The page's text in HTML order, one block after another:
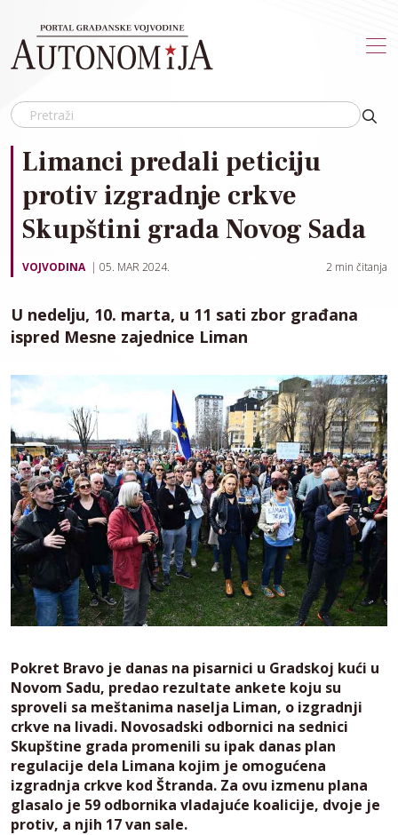
Limanci predali peticiju
protiv izgradnje crkve
Skupštini grada Novog Sada
VOJVODINA 05. MAR 2024. 2 min čitanja
U nedelju, 10. marta, u 11 sati zbor građana
ispred Mesne zajednice Liman
Pokret Bravo je danas na pisarnici u Gradskoj kući u
Novom Sadu, predao rezultate ankete koju su
sproveli sa meštanima naselja Liman, o izgradnji
crkve na livadi. Novosadski odbornici na sednici
Skupštine grada promenili su ipak danas plan
regulacije dela Limana kojim je omogućena
izgradnja crkve kod Štranda. Za ovu izmenu plana
glasalo je 59 odbornika vladajuće koalicije, dvoje je
protiv, a njih 17 van sale.